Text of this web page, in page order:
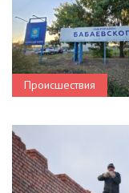
Происшествия